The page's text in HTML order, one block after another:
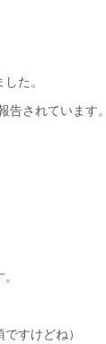
た。
告されていま
すけどね）